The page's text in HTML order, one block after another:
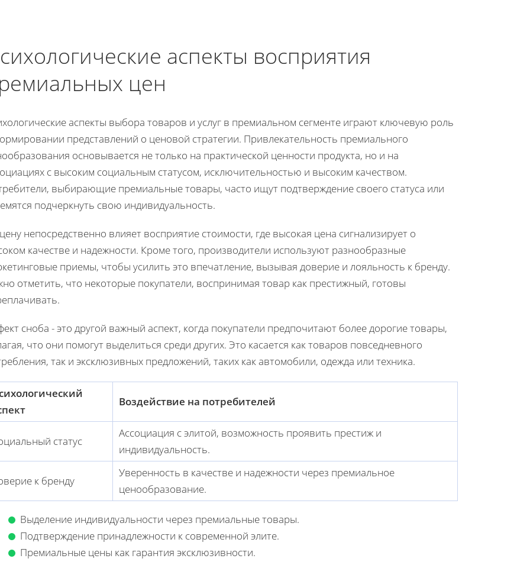
аспекты восприятия
цен
аспекты выбора товаров и услуг в премиальном сегменте играют ключевую роль
представлений о ценовой стратегии. Привлекательность премиального
основывается не только на практической ценности продукта, но и на
с высоким социальным статусом, исключительностью и высоким качеством.
выбирающие премиальные товары, часто ищут подтверждение своего статуса или
подчеркнуть свою индивидуальность.
непосредственно влияет восприятие стоимости, где высокая цена сигнализирует о
качестве и надежности. Кроме того, производители используют разнообразные
приемы, чтобы усилить это впечатление, вызывая доверие и лояльность к бренду.
отметить, что некоторые покупатели, воспринимая товар как престижный, готовы
сноба - это другой важный аспект, когда покупатели предпочитают более дорогие товары,
что они помогут выделиться среди других. Это касается как товаров повседневного
так и эксклюзивных предложений, таких как автомобили, одежда или техника.
Воздействие на потребителей
статус
Ассоциация с элитой, возможность проявить престиж и
индивидуальность.
к бренду
Уверенность в качестве и надежности через премиальное
ценообразование.
Выделение индивидуальности через премиальные товары.
Подтверждение принадлежности к современной элите.
Премиальные цены как гарантия эксклюзивности.